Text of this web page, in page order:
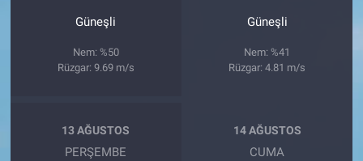
Güneşli
Nem: %50
Rüzgar: 9.69 m/s
Güneşli
Nem: %41
Rüzgar: 4.81 m/s
13 AĞUSTOS
PERŞEMBE
14 AĞUSTOS
CUMA